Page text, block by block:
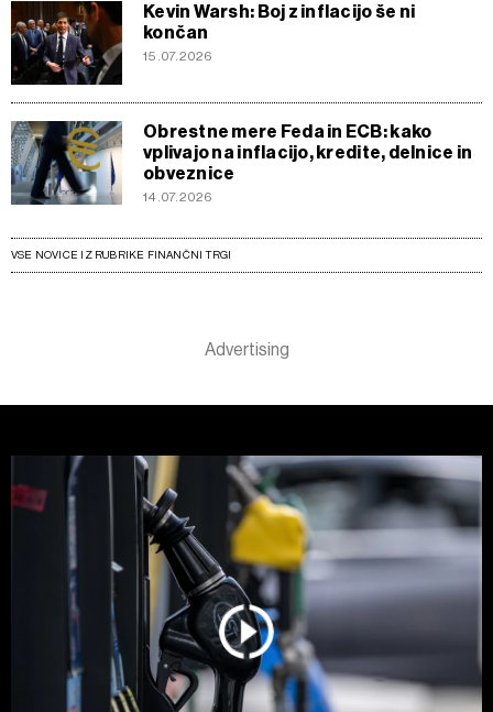
Kevin Warsh: Boj z inflacijo še ni
končan
15.07.2026
Obrestne mere Feda in ECB: kako
vplivajo na inflacijo, kredite, delnice in
obveznice
14.07.2026
VSE NOVICE IZ RUBRIKE FINANČNI TRGI